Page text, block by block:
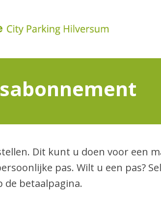
Dit kunt u doen voor een
pas. Wilt u een pas?
de betaalpagina.